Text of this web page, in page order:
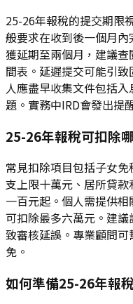
25-26年報稅的提交期限
般要求在收到後一個月
獲延期至兩個月，建議
間表。延遲提交可能引
人應盡早收集文件包括
題。實務中IRD會發出提
25-26年報稅可扣除
常見扣除項目包括子女
支上限十萬元、居所貸
一百元起。個人需提供
可扣除最多六萬元。建
致審核延誤。專業顧問
免。
如何準備25-26年報